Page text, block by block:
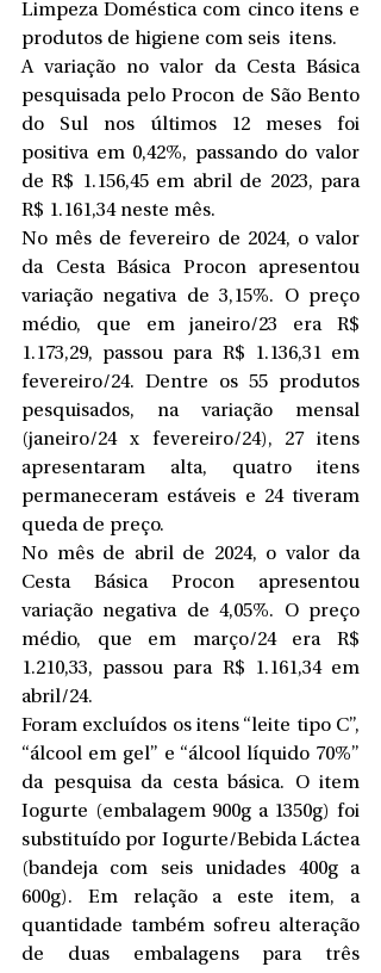
Limpeza Doméstica com cinco itens e
produtos de higiene com seis  itens.
A variação no valor da Cesta Básica
pesquisada pelo Procon de São Bento
do Sul nos últimos 12 meses foi
positiva em 0,42%, passando do valor
de R$ 1.156,45 em abril de 2023, para
R$ 1.161,34 neste mês.
No mês de fevereiro de 2024, o valor
da Cesta Básica Procon apresentou
variação negativa de 3,15%. O preço
médio, que em janeiro/23 era R$
1.173,29, passou para R$ 1.136,31 em
fevereiro/24. Dentre os 55 produtos
pesquisados, na variação mensal
(janeiro/24 x fevereiro/24), 27 itens
apresentaram alta, quatro itens
permaneceram estáveis e 24 tiveram
queda de preço.
No mês de abril de 2024, o valor da
Cesta Básica Procon apresentou
variação negativa de 4,05%. O preço
médio, que em março/24 era R$
1.210,33, passou para R$ 1.161,34 em
abril/24.
Foram excluídos os itens “leite tipo C”,
“álcool em gel” e “álcool líquido 70%”
da pesquisa da cesta básica. O item
Iogurte (embalagem 900g a 1350g) foi
substituído por Iogurte/Bebida Láctea
(bandeja com seis unidades 400g a
600g). Em relação a este item, a
quantidade também sofreu alteração
de duas embalagens para três